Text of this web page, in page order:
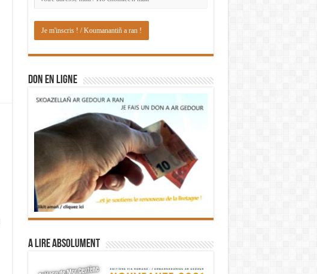
DON EN LIGNE
A lire absolument